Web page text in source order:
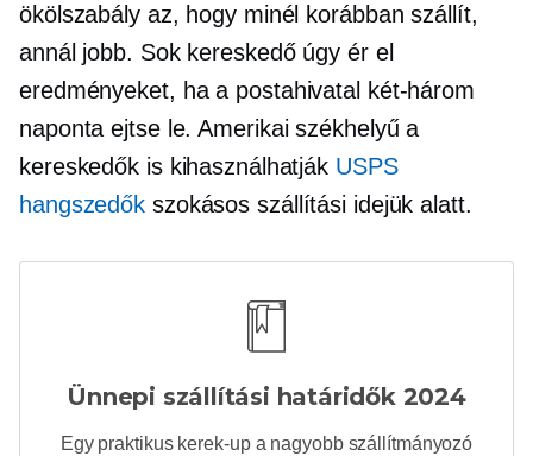
ökölszabály az, hogy minél korábban szállít,
annál jobb. Sok kereskedő úgy ér el
eredményeket, ha a postahivatal két-három
naponta ejtse le.Amerikai székhelyűa
kereskedők is kihasználhatják USPS
hangszedők szokásos szállítási idejük alatt.
Ünnepi szállítási határidők 2024
Egy praktikus kerek-upa nagyobb szállítmányozó